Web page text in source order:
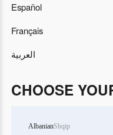
Español
Français
العربية
CHOOSE
AlbanianShqip